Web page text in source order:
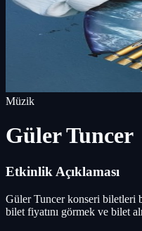
Müzik
Güler Tuncer
Etkinlik Açıklaması
Güler Tuncer konseri biletleri
bilet fiyatını görmek ve bilet